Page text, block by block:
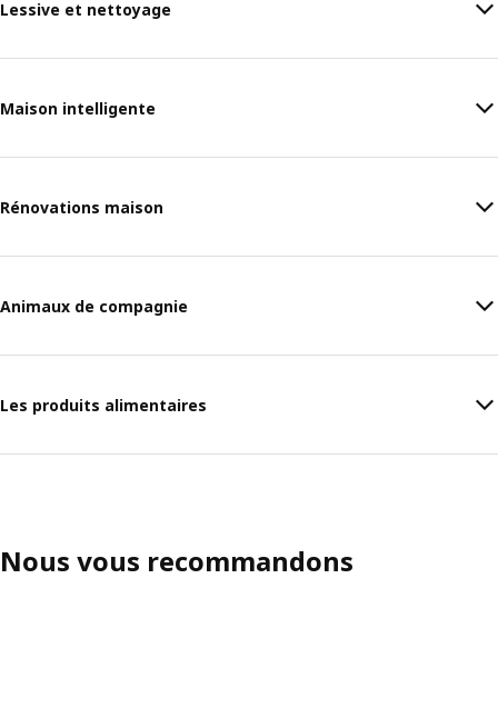
Lessive et nettoyage
Maison intelligente
Rénovations maison
Animaux de compagnie
Les produits alimentaires
Nous vous recommandons